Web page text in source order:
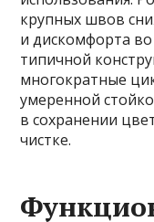
крупных швов
и дискомфорта
типичной
многократные
умеренной
в сохранении
чистке.